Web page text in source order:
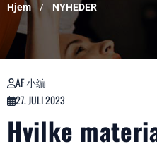
Hjem NYHEDER
AF 小编
27. JULI 2023
Hvilke